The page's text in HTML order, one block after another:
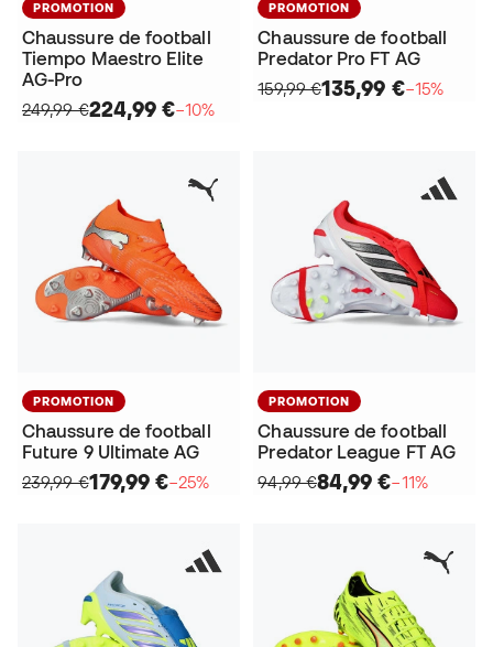
PROMOTION
Chaussure de football
Tiempo Maestro Elite
AG-Pro
249,99 €224,99 €−10%
PROMOTION
Chaussure de football
Predator Pro FT AG
159,99 €135,99 €−15%
PROMOTION
Chaussure de football
Future 9 Ultimate AG
239,99 €179,99 €−25%
PROMOTION
Chaussure de football
Predator League FT AG
94,99 €84,99 €−11%